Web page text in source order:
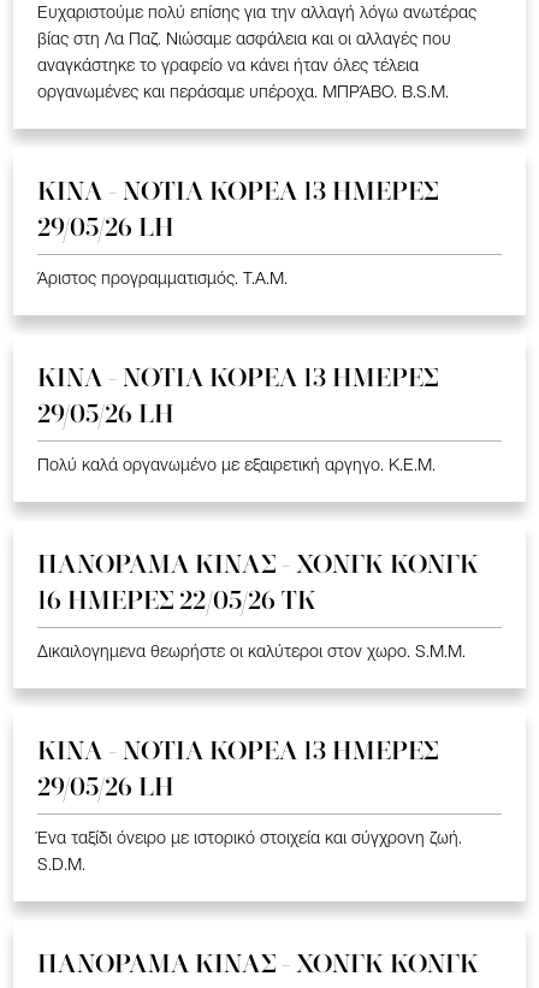
Ευχαριστούμε πολύ επίσης για την αλλαγή λόγω ανωτέρας
βίας στη Λα Παζ. Νιώσαμε ασφάλεια και οι αλλαγές που
αναγκάστηκε το γραφείο να κάνει ήταν όλες τέλεια
οργανωμένες και περάσαμε υπέροχα. ΜΠΡΆΒΟ. B.S.M.
ΚΙΝΑ - ΝΟΤΙΑ ΚΟΡΕΑ 13 ΗΜΕΡΕΣ
29/05/26 LH
Άριστος προγραμματισμός. T.A.M.
ΚΙΝΑ - ΝΟΤΙΑ ΚΟΡΕΑ 13 ΗΜΕΡΕΣ
29/05/26 LH
Πολύ καλά οργανωμένο με εξαιρετική αργηγο. K.E.M.
ΠΑΝΟΡΑΜΑ ΚΙΝΑΣ - ΧΟΝΓΚ ΚΟΝΓΚ
16 ΗΜΕΡΕΣ 22/05/26 TK
Δικαιλογημενα θεωρήστε οι καλύτεροι στον χωρο. S.M.M.
ΚΙΝΑ - ΝΟΤΙΑ ΚΟΡΕΑ 13 ΗΜΕΡΕΣ
29/05/26 LH
Ένα ταξίδι όνειρο με ιστορικό στοιχεία και σύγχρονη ζωή.
S.D.M.
ΠΑΝΟΡΑΜΑ ΚΙΝΑΣ - ΧΟΝΓΚ ΚΟΝΓΚ